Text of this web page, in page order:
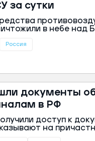
за сутки
в небе над
на земле. Об
Россия
документы
в РФ
доступ к
на